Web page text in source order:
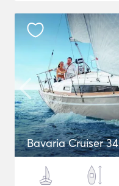
Bavaria Cruiser 34